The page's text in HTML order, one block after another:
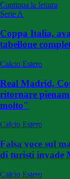
Continua la lettura
Serie A
Coppa Italia,
tabellone
Calcio Estero
Real Madrid,
ritornare
molto"
Calcio Estero
Falsa voce sul
di turisti invade
Calcio Estero